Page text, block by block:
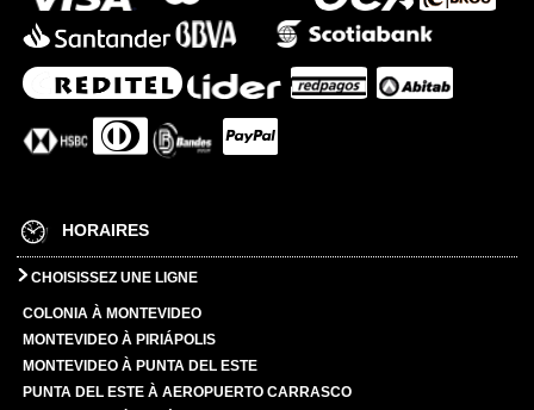
HORAIRES
CHOISISSEZ UNE LIGNE
COLONIA À MONTEVIDEO
MONTEVIDEO À PIRIÁPOLIS
MONTEVIDEO À PUNTA DEL ESTE
PUNTA DEL ESTE À AEROPUERTO CARRASCO